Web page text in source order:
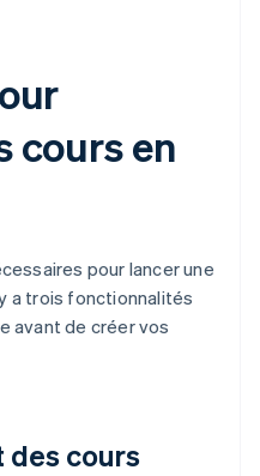
cours en
pour lancer une
a trois fonctionnalités
avant de créer vos
des cours